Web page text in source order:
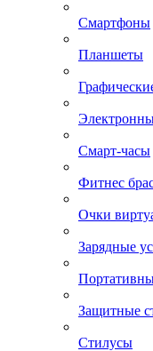
Смартфоны
Планшеты
Смарт-часы
Фитнес
Очки
Зарядные
Защитные
Стилусы